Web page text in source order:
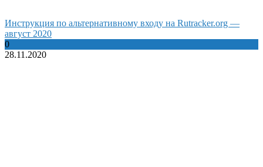
Инструкция по альтернативному входу на Rutracker.org —
август 2020
0
28.11.2020